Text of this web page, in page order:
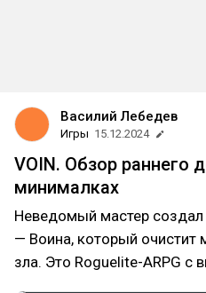
Василий Лебедев
Игры 15.12.2024
VOIN. Обзор раннего
минималках
Неведомый мастер
— Воина, который очистит
зла. Это Roguelite-ARPG с